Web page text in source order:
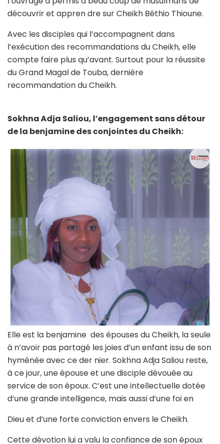
découvrir et appren dre sur Cheikh Béthio Thioune.
Avec les disciples qui l’accompagnent dans
l’exécution des recommandations du Cheikh, elle
compte faire plus qu’avant. Surtout pour la réussite
du Grand Magal de Touba, dernière
recommandation du Cheikh.
Sokhna Adja Saliou, l’engagement sans détour
de la benjamine des conjointes du Cheikh:
Elle est la benjamine des épouses du Cheikh, la seule
à n’avoir pas partagé les joies d’un enfant issu de son
hyménée avec ce der nier. Sokhna Adja Saliou reste,
à ce jour, une épouse et une disciple dévouée au
service de son époux. C’est une intellectuelle dotée
d’une grande intelligence, mais aussi d’une foi en
Dieu et d’une forte conviction envers le Cheikh.
Cette dévotion lui a valu la confiance de son époux